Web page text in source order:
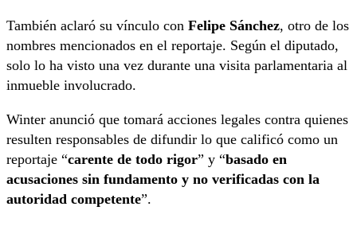
También aclaró su vínculo con Felipe Sánchez, otro de los
nombres mencionados en el reportaje. Según el diputado,
solo lo ha visto una vez durante una visita parlamentaria al
inmueble involucrado.
Winter anunció que tomará acciones legales contra quienes
resulten responsables de difundir lo que calificó como un
reportaje “carente de todo rigor” y “basado en
acusaciones sin fundamento y no verificadas con la
autoridad competente”.